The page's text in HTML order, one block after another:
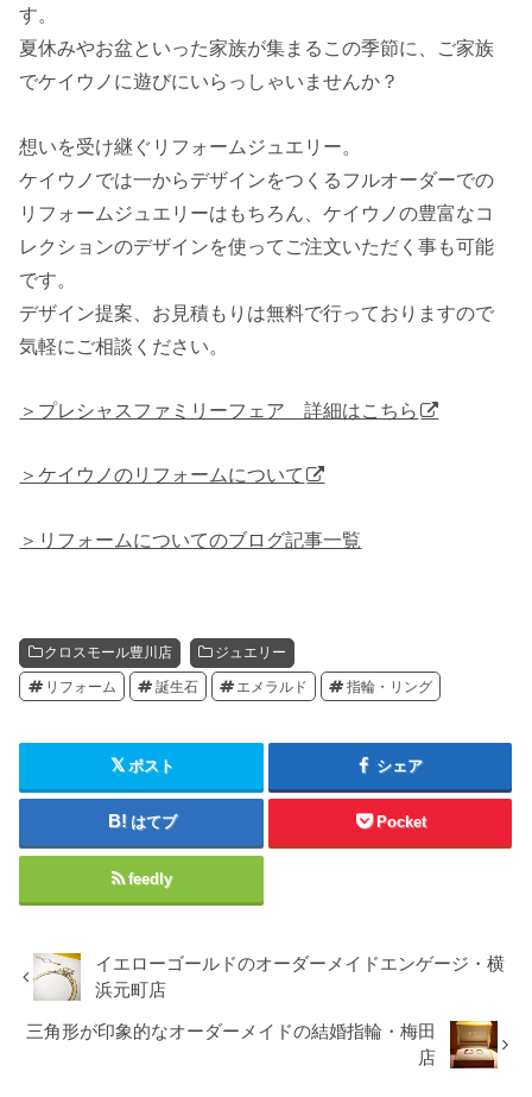
す。
夏休みやお盆といった家族が集まるこの季節に、ご家族
でケイウノに遊びにいらっしゃいませんか？
想いを受け継ぐリフォームジュエリー。
ケイウノでは一からデザインをつくるフルオーダーでの
リフォームジュエリーはもちろん、ケイウノの豊富なコ
レクションのデザインを使ってご注文いただく事も可能
です。
デザイン提案、お見積もりは無料で行っておりますので
気軽にご相談ください。
＞プレシャスファミリーフェア 詳細はこちら
＞ケイウノのリフォームについて
＞リフォームについてのブログ記事一覧
クロスモール豊川店 ジュエリー
リフォーム 誕生石 エメラルド 指輪・リング
ポスト シェア
はてブ Pocket
feedly
イエローゴールドのオーダーメイドエンゲージ・横
浜元町店
三角形が印象的なオーダーメイドの結婚指輪・梅田
店